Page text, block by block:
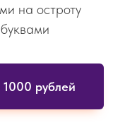
на остроту
рублей